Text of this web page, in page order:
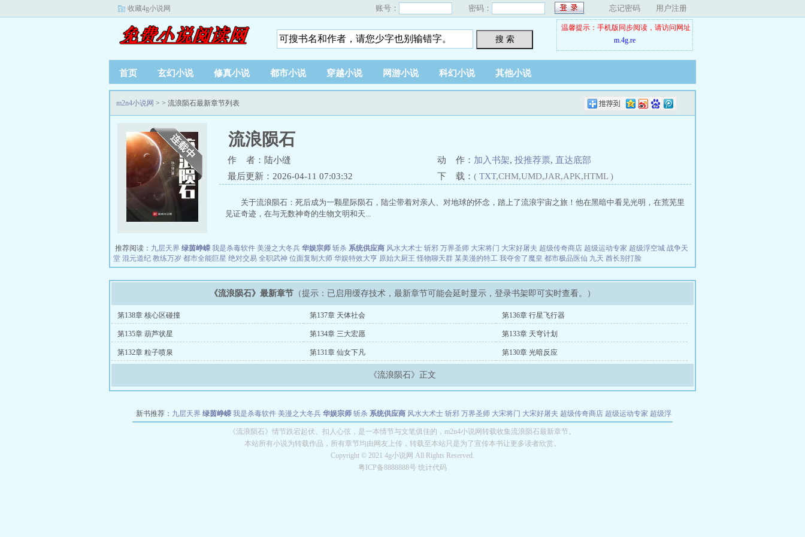
收藏4g小说网 账号： 密码： 忘记密码 用户注册
搜 索
温馨提示：手机版同步阅读，请访问网址
m.4g.re
首页 玄幻小说 修真小说 都市小说 穿越小说 网游小说 科幻小说 其他小说
m2n4小说网 > > 流浪陨石最新章节列表
流浪陨石
作 者：陆小缝 动 作： 加入书架, 投推荐票, 直达底部
最后更新：2026-04-11 07:03:32
下 载： ( TXT,CHM,UMD,JAR,APK,HTML )
关于流浪陨石：死后成为一颗星际陨石，陆尘带着对亲人、对地球的怀念，踏上了流浪宇宙之旅！他在黑暗中看见光明，在荒芜里
见证奇迹，在与无数神奇的生物文明和天...
推荐阅读： 九层天界 绿茵峥嵘 我是杀毒软件 美漫之大冬兵 华娱宗师 斩杀 系统供应商 风水大术士 斩邪 万界圣师 大宋将门 大宋好屠夫 超级传奇商店 超级运动专家 超级浮空城 战争天
堂 混元道纪 教练万岁 都市全能巨星 绝对交易 全职武神 位面复制大师 华娱特效大亨 原始大厨王 怪物聊天群 某美漫的特工 我夺舍了魔皇 都市极品医仙 九天 酋长别打脸
《流浪陨石》最新章节 （提示：已启用缓存技术，最新章节可能会延时显示，登录书架即可实时查看。）
第138章 核心区碰撞 第137章 天体社会 第136章 行星飞行器
第135章 葫芦状星 第134章 三大宏愿 第133章 天穹计划
第132章 粒子喷泉 第131章 仙女下凡 第130章 光暗反应
《流浪陨石》正文
新书推荐： 九层天界 绿茵峥嵘 我是杀毒软件 美漫之大冬兵 华娱宗师 斩杀 系统供应商 风水大术士 斩邪 万界圣师 大宋将门 大宋好屠夫 超级传奇商店 超级运动专家 超级浮
教练万岁 都市全能巨星 绝对交易 全职武神 位面复制大师 华娱特效大亨 原始大厨王 怪物聊天群 某美漫的特工 我夺舍了魔皇
长别打脸
《流浪陨石》情节跌宕起伏、扣人心弦，是一本情节与文笔俱佳的，m2n4小说网转载收集流浪陨石最新章节。
本站所有小说为转载作品，所有章节均由网友上传，转载至本站只是为了宣传本书让更多读者欣赏。
Copyright © 2021 4g小说网 All Rights Reserved.
粤ICP备8888888号 统计代码